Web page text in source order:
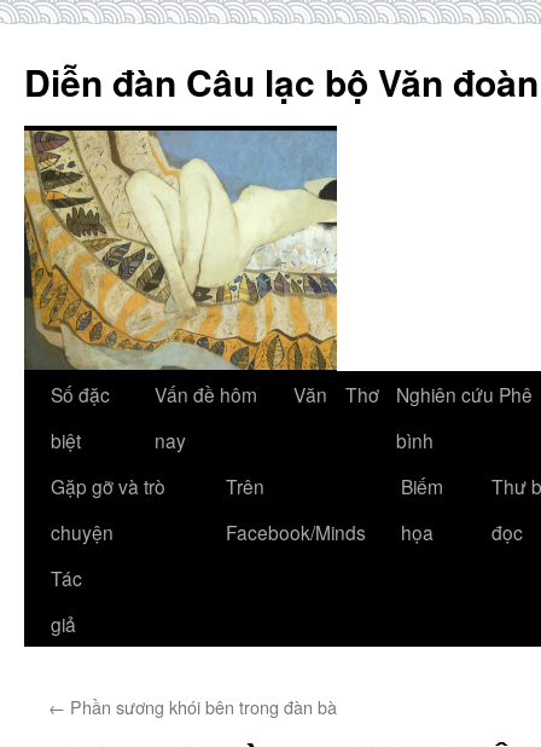
content
Diễn đàn Câu lạc bộ Văn
Số đặc
biệt
Vấn đề hôm
nay
Văn Thơ
Nghiên cứu Phê
bình
Gặp gỡ và trò
chuyện
Trên
Facebook/Minds
Biếm
họa
Thư
đọc
Tác
giả
← Phần sương khói bên trong đàn bà